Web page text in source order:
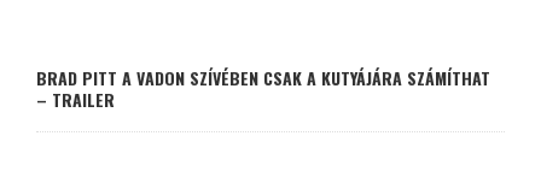
BRAD PITT A VADON SZÍVÉBEN CSAK A KUTYÁJÁRA SZÁMÍTHAT
– TRAILER